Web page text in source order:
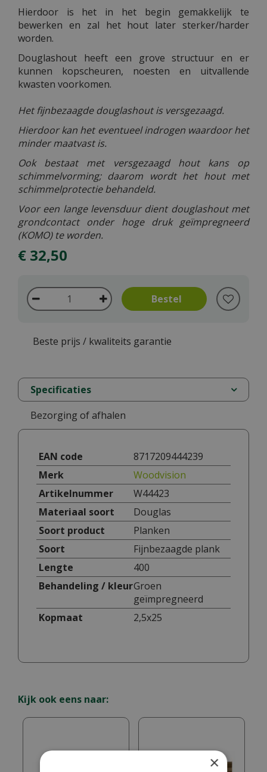
Hierdoor is het in het begin gemakkelijk te
bewerken en zal het hout later sterker/harder
worden.
Douglashout heeft een grove structuur en er
kunnen kopscheuren, noesten en uitvallende
kwasten voorkomen.
Het fijnbezaagde douglashout is versgezaagd.
Hierdoor kan het eventueel indrogen waardoor het
minder maatvast is.
Ook bestaat met versgezaagd hout kans op
schimmelvorming; daarom wordt het hout met
schimmelprotectie behandeld.
Voor een lange levensduur dient douglashout met
grondcontact onder hoge druk geïmpregneerd
(KOMO) te worden.
€ 32,50
Beste prijs / kwaliteits garantie
Specificaties
Bezorging of afhalen
EAN code
8717209444239
Merk
Woodvision
Artikelnummer
W44423
Materiaal soort
Douglas
Soort product
Planken
Soort
Fijnbezaagde plank
Lengte
400
Behandeling / kleurGroen
geïmpregneerd
Kopmaat
2,5x25
Kijk ook eens naar:
×